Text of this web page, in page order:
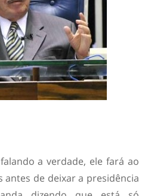
a verdade, ele fará ao
antes de deixar a presidência